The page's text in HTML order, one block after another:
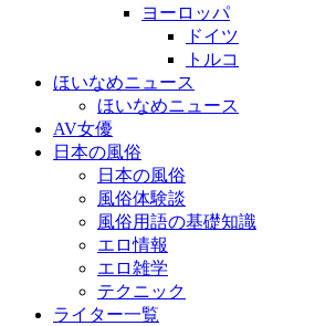
ヨーロッパ
ドイツ
トルコ
ほいなめニュース
ほいなめニュース
AV女優
日本の風俗
日本の風俗
風俗体験談
風俗用語の基礎知識
エロ情報
エロ雑学
テクニック
ライター一覧